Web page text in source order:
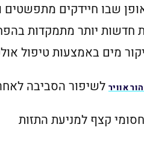
שבו חיידקים
חדשות יותר מתמקדות
מים באמצעות טיפול
אווירלשיפור הסביבה
קצף למניעת התזות